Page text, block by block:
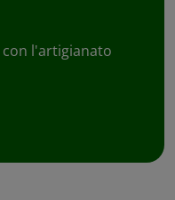
l'artigianato